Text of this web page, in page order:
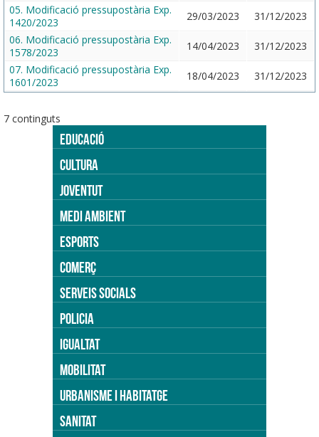
05. Modificació pressupostària Exp.
1420/2023
29/03/2023
31/12/2023
06. Modificació pressupostària Exp.
1578/2023
14/04/2023
31/12/2023
07. Modificació pressupostària Exp.
1601/2023
18/04/2023 31/12/2023
7 continguts
EDUCACIÓ
CULTURA
JOVENTUT
MEDI AMBIENT
ESPORTS
COMERÇ
SERVEIS SOCIALS
POLICIA
IGUALTAT
MOBILITAT
URBANISME I HABITATGE
SANITAT